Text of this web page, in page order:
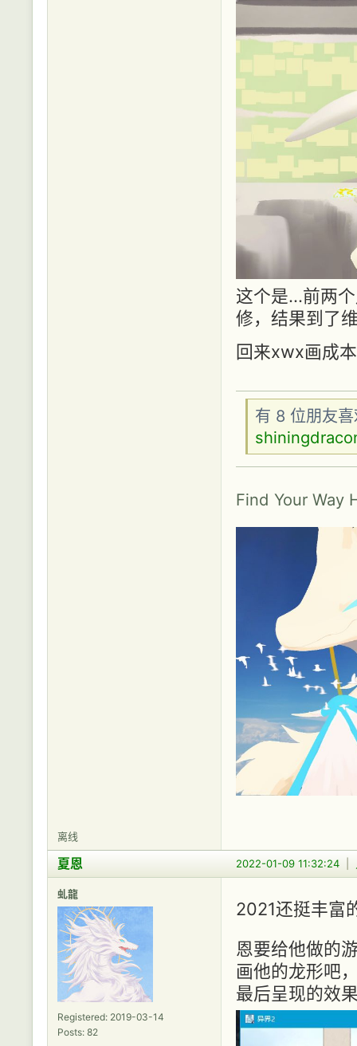
这个是...前两
修，结果到了
回来xwx画成
有 8 位朋友
Find Your Way
离线
2022-01-09 11:32:24
夏恩
虬龍
Registered: 2019-03-14
Posts: 82
2021还挺丰富
恩要给他做的
画他的龙形吧
最后呈现的效